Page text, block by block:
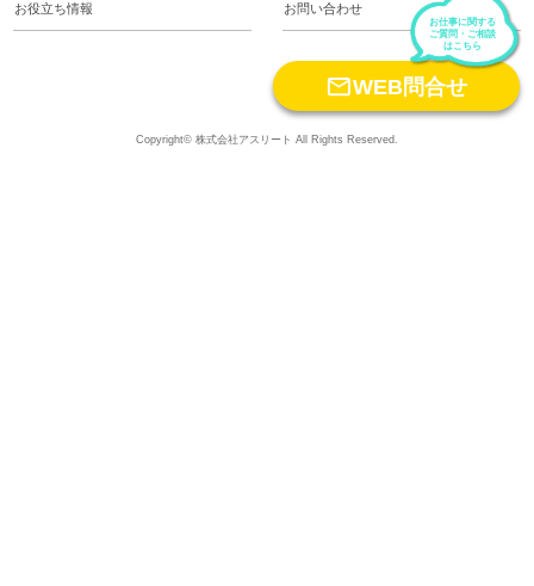
お役立ち情報 お問い合わせ
お仕事に関する
ご質問・ご相談
はこちら
WEB問合せ
Copyright© 株式会社アスリート All Rights Reserved.